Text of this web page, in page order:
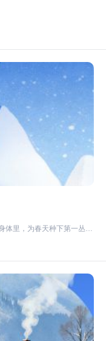
体里，为春天种下第一丛暖